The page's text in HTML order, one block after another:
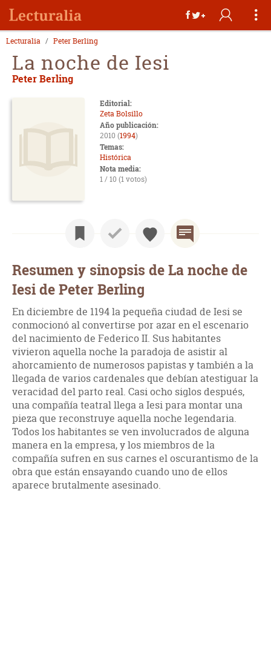
Lecturalia Peter Berling
La noche de Iesi
Peter Berling
Editorial:
Zeta Bolsillo
Año publicación:
2010 (1994)
Temas:
Histórica
Nota media:
1 / 10 (1 votos)
Resumen y sinopsis de La noche de
Iesi de Peter Berling
En diciembre de 1194 la pequeña ciudad de Iesi se
conmocionó al convertirse por azar en el escenario
del nacimiento de Federico II. Sus habitantes
vivieron aquella noche la paradoja de asistir al
ahorcamiento de numerosos papistas y también a la
llegada de varios cardenales que debían atestiguar la
veracidad del parto real. Casi ocho siglos después,
una compañía teatral llega a Iesi para montar una
pieza que reconstruye aquella noche legendaria.
Todos los habitantes se ven involucrados de alguna
manera en la empresa, y los miembros de la
compañía sufren en sus carnes el oscurantismo de la
obra que están ensayando cuando uno de ellos
aparece brutalmente asesinado.